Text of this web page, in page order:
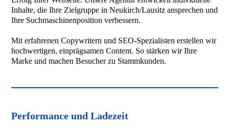
Inhalte, die Ihre Zielgruppe in Neukirch/Lausitz ansprechen und
Ihre Suchmaschinenposition verbessern.
Mit erfahrenen Copywritern und SEO-Spezialisten erstellen wir
hochwertigen, einprägsamen Content. So stärken wir Ihre
Marke und machen Besucher zu Stammkunden.
Performance und Ladezeit